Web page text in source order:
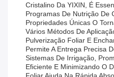
Cristalino Da YIXIN, É
Programas De Nutrição De
Propriedades Únicas O
Vários Métodos De
Pulverização Foliar E
Permite A Entrega Precisa
Sistemas De Irrigação,
Eficiente E Minimizando O